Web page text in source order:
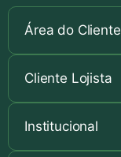
Área do Cliente
Cliente Lojista
Institucional